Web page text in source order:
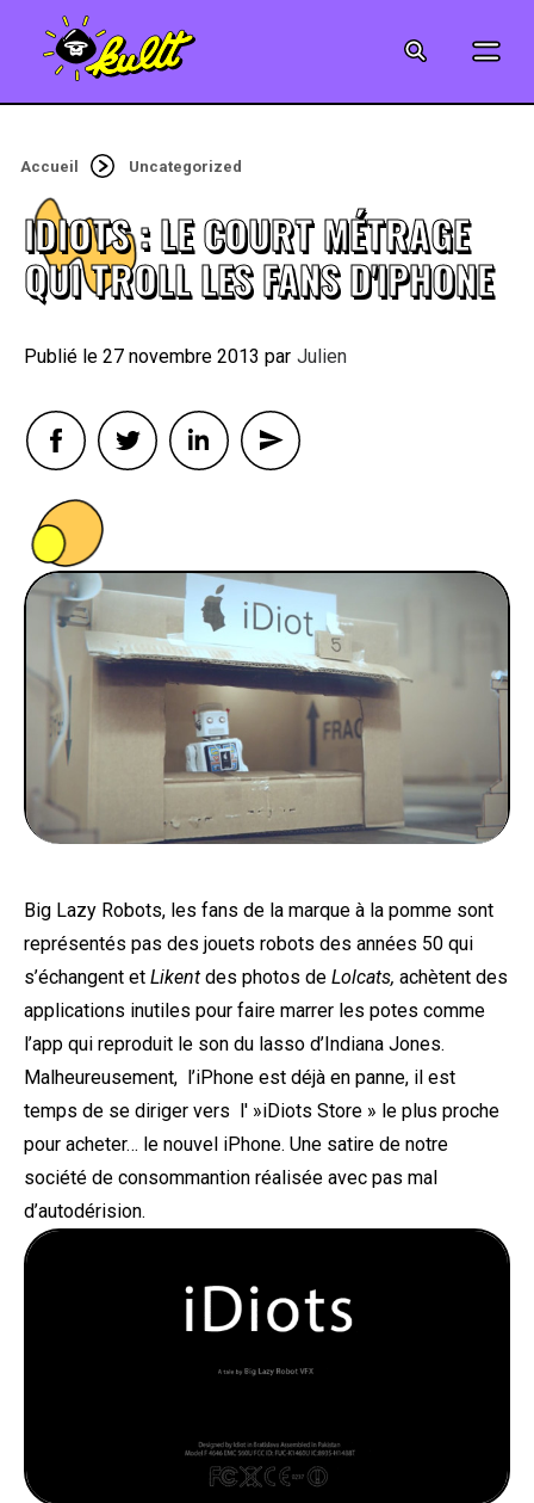
MUSIQUE
JEUX-VIDÉO
PEOPLE
FOOD
BONS PLANS
SOUTENEZ KULTT
Accueil Uncategorized
IDIOTS : LE COURT MÉTRAGE
QUI TROLL LES FANS D'IPHONE
27 novembre 2013 By Julien
Big Lazy Robots, les fans de la marque à la pomme sont
représentés pas des jouets robots des années 50 qui
s’échangent et Likent des photos de Lolcats, achètent des
applications inutiles pour faire marrer les potes comme
l’app qui reproduit le son du lasso d’Indiana Jones.
Malheureusement, l’iPhone est déjà en panne, il est
temps de se diriger vers l' »iDiots Store » le plus proche
pour acheter… le nouvel iPhone. Une satire de notre
société de consommantion réalisée avec pas mal
d’autodérision.